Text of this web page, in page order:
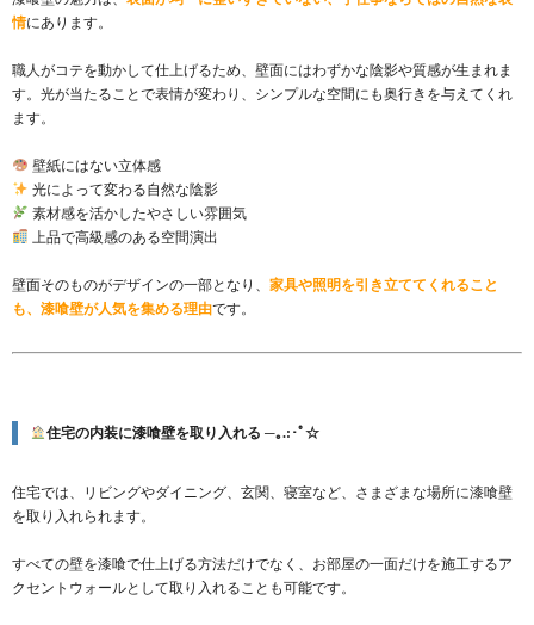
情にあります。
職人がコテを動かして仕上げるため、壁面にはわずかな陰影や質感が生まれま
す。光が当たることで表情が変わり、シンプルな空間にも奥行きを与えてくれ
ます。
壁紙にはない立体感
光によって変わる自然な陰影
素材感を活かしたやさしい雰囲気
上品で高級感のある空間演出
壁面そのものがデザインの一部となり、 家具や照明を引き立ててくれること
も、漆喰壁が人気を集める理由です。
住宅の内装に漆喰壁を取り入れる ─｡.:･ﾟ☆
住宅では、リビングやダイニング、玄関、寝室など、さまざまな場所に漆喰壁
を取り入れられます。
すべての壁を漆喰で仕上げる方法だけでなく、お部屋の一面だけを施工するア
クセントウォールとして取り入れることも可能です。